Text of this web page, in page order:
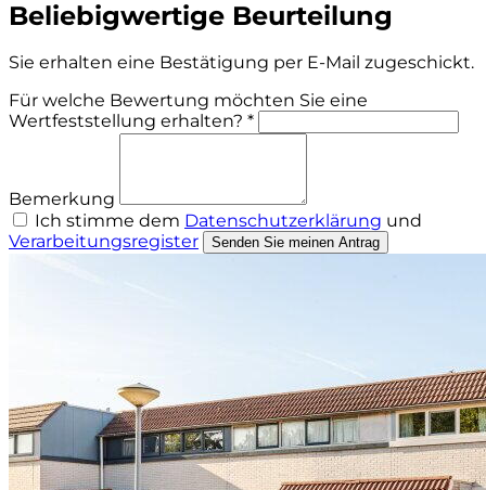
Beliebigwertige Beurteilung
Sie erhalten eine Bestätigung per E-Mail zugeschickt.
Für welche Bewertung möchten Sie eine
Wertfeststellung erhalten? *
Bemerkung
Ich stimme dem Datenschutzerklärung und
Verarbeitungsregister
Senden Sie meinen Antrag